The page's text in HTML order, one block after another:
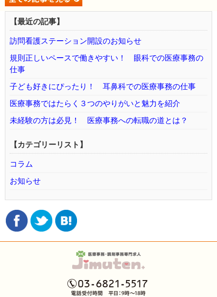
【最近の記事】
訪問看護ステーション開設のお知らせ
規則正しいペースで働きやすい！ 眼科での医療事務の
仕事
子ども好きにぴったり！ 耳鼻科での医療事務の仕事
医療事務ではたらく３つのやりがいと魅力を紹介
未経験の方は必見！ 医療事務への転職の道とは？
【カテゴリーリスト】
コラム
お知らせ